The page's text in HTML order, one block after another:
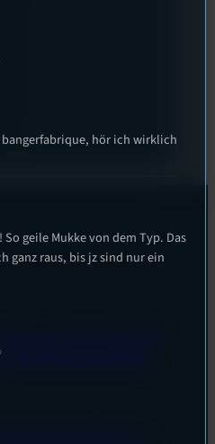
Medienwissenschaft
hör ich wirklich
geile Mukke von dem Typ. Das
ganz raus, bis jz sind nur ein